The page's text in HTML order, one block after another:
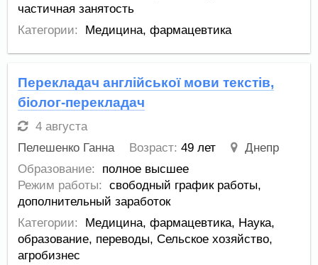
частичная занятость
Категории:
Медицина, фармацевтика
Перекладач англійської мови текстів,
біолог-перекладач
4 августа
Пелешенко Ганна
Возраст: 49 лет
Днепр
Образование:
полное высшее
Режим работы:
свободный график работы,
дополнительный заработок
Категории:
Медицина, фармацевтика, Наука,
образование, переводы, Сельское хозяйство,
агробизнес